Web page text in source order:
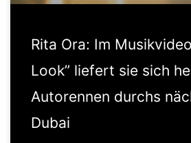
Rita Ora: Im
Look” liefert sie sich
Autorennen durchs
Dubai